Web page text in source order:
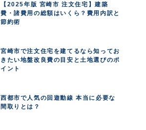
【2025年版 宮崎市 注文住宅】建築
費・諸費用の総額はいくら？費用内訳と
節約術
宮崎市で注文住宅を建てるなら知ってお
きたい地盤改良費の目安と土地選びのポ
イント
西都市で人気の回遊動線 本当に必要な
間取りとは？